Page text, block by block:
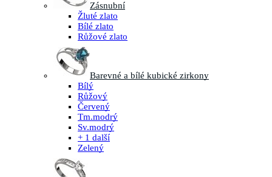
Zásnubní
Žluté zlato
Bílé zlato
Růžové zlato
Barevné a bílé kubické zirkony
Bílý
Růžový
Červený
Tm.modrý
Sv.modrý
+ 1 další
Zelený